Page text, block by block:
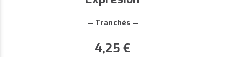
— Tranchés —
4,25 €